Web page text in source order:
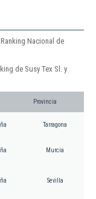
Nacional de
de Susy Tex Sl. y
Provincia
Tarragona
Murcia
Sevilla